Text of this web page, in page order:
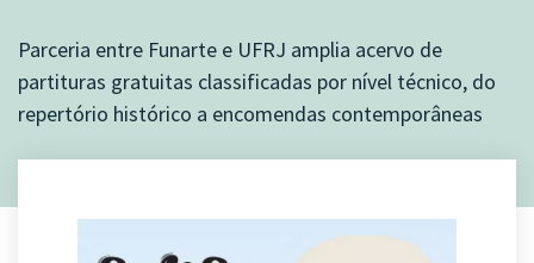
Parceria entre Funarte e UFRJ amplia acervo de
partituras gratuitas classificadas por nível técnico, do
repertório histórico a encomendas contemporâneas